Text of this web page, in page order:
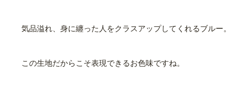
気品溢れ、身に纏った人をクラスアップしてくれるブルー。
この生地だからこそ表現できるお色味ですね。